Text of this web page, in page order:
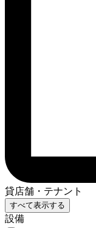
貸店舗・テナント
すべて表示する
設備